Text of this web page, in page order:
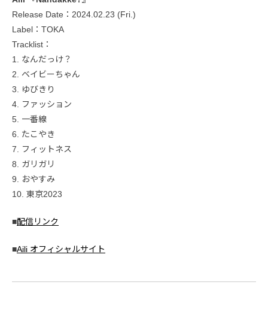
Release Date：2024.02.23 (Fri.)
Label：TOKA
Tracklist：
1. なんだっけ？
2. ベイビーちゃん
3. ゆびきり
4. ファッション
5. 一番線
6. たこやき
7. フィットネス
8. ガリガリ
9. おやすみ
10. 東京2023
■配信リンク
■Aili オフィシャルサイト